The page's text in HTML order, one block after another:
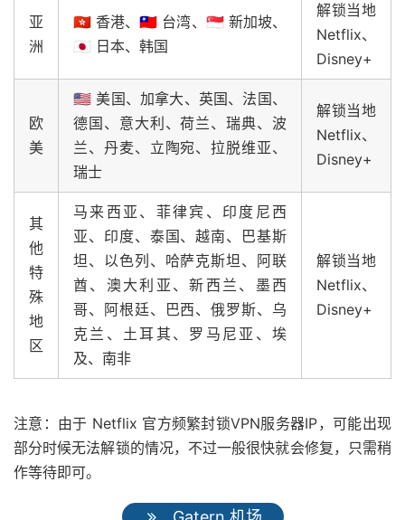
亚
洲
🇭🇰 香港、🇹🇼 台湾、🇸🇬 新加坡、
🇯🇵 日本、韩国
解锁当地
Netflix、
Disney+
欧
美
🇺🇸 美国、加拿大、英国、法国、
德国、意大利、荷兰、瑞典、波
兰、丹麦、立陶宛、拉脱维亚、
瑞士
解锁当地
Netflix、
Disney+
其
他
特
殊
地
区
马来西亚、菲律宾、印度尼西
亚、印度、泰国、越南、巴基斯
坦、以色列、哈萨克斯坦、阿联
酋、澳大利亚、新西兰、墨西
哥、阿根廷、巴西、俄罗斯、乌
克兰、土耳其、罗马尼亚、埃
及、南非
解锁当地
Netflix、
Disney+
注意：由于 Netflix 官方频繁封锁VPN服务器IP，可能出现
部分时候无法解锁的情况，不过一般很快就会修复，只需稍
作等待即可。